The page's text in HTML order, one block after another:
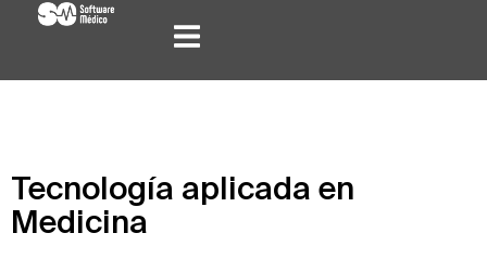
Tecnología aplicada en
Medicina